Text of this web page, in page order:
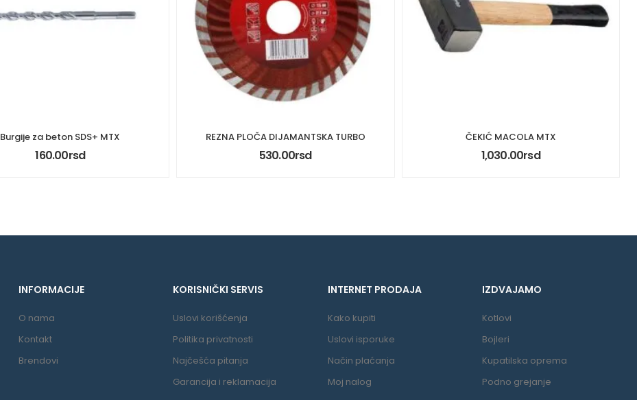
Burgije za beton SDS+ MTX
160.00rsd
REZNA PLOČA DIJAMANTSKA TURBO
530.00rsd
ČEKIĆ MACOLA MTX
1,030.00rsd
INFORMACIJE
O nama
Kontakt
Brendovi
KORISNIČKI SERVIS
Uslovi korišćenja
Politika privatnosti
Najčešća pitanja
Garancija i reklamacija
INTERNET PRODAJA
Kako kupiti
Uslovi isporuke
Način plaćanja
Moj nalog
IZDVAJAMO
Kotlovi
Bojleri
Kupatilska oprema
Podno grejanje